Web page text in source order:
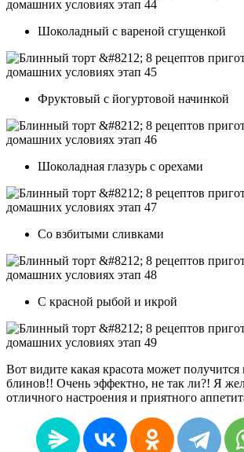
Шоколадный с вареной сгущенкой
Фруктовый с йогуртовой начинкой
Шоколадная глазурь с орехами
Со взбитыми сливками
С красной рыбой и икрой
Вот видите какая красота может
блинов!! Очень эффектно, не так ли?! Я
отличного настроения и приятного